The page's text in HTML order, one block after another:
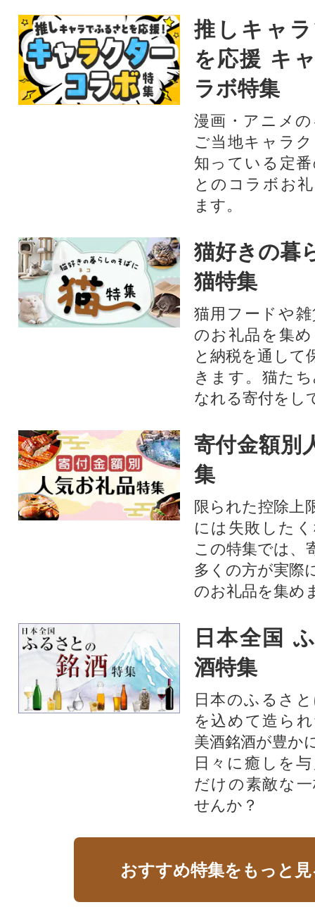
推しキャ
を応援 キ
ラボ特集
漫画・アニメ
ご当地キャラ
知っている定
とのコラボお
ます。​
猫好きの暮
猫特集
猫用フードや
のお礼品を集
と納税を通して
きます。猫た
なれる寄付をし
寄付金額別
集
限られた控除上
には失敗した
この特集では、
多くの方が実際
のお礼品を集め
日本全国
酒特集
日本のふるさ
を込めて造ら
美酒銘酒が豊か
日々に癒しを
だけの素敵な
せんか？
おすすめ特集をもっと